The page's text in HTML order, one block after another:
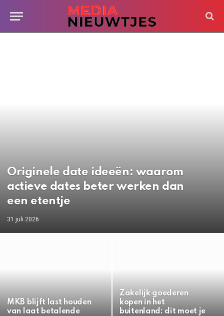
Originele date ideeën: waarom
actieve dates beter werken dan
een etentje
31 juli 2026
MKB blijft last houden
van laat betalende
Zakelijk goederen
kopen in het
buitenland: dit moet je